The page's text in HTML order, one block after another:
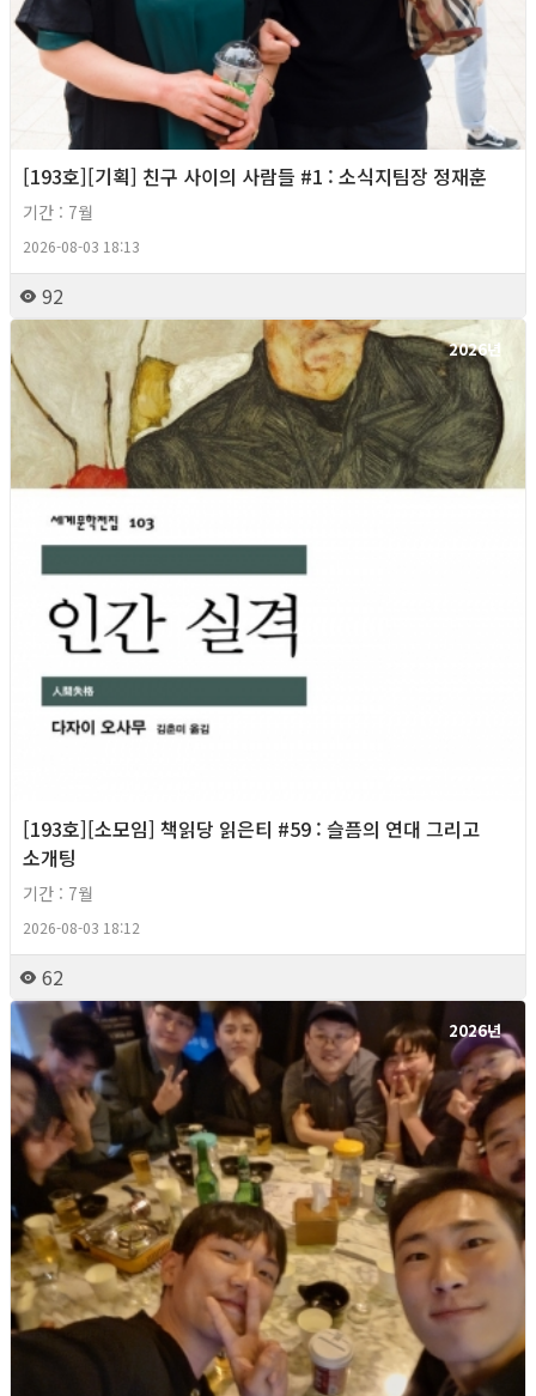
[193호][기획] 친구 사이의 사람들 #1 : 소식지팀장 정재훈
기간 : 7월
2026-08-03 18:13
92
2026년
[193호][소모임] 책읽당 읽은티 #59 : 슬픔의 연대 그리고
소개팅
기간 : 7월
2026-08-03 18:12
62
2026년